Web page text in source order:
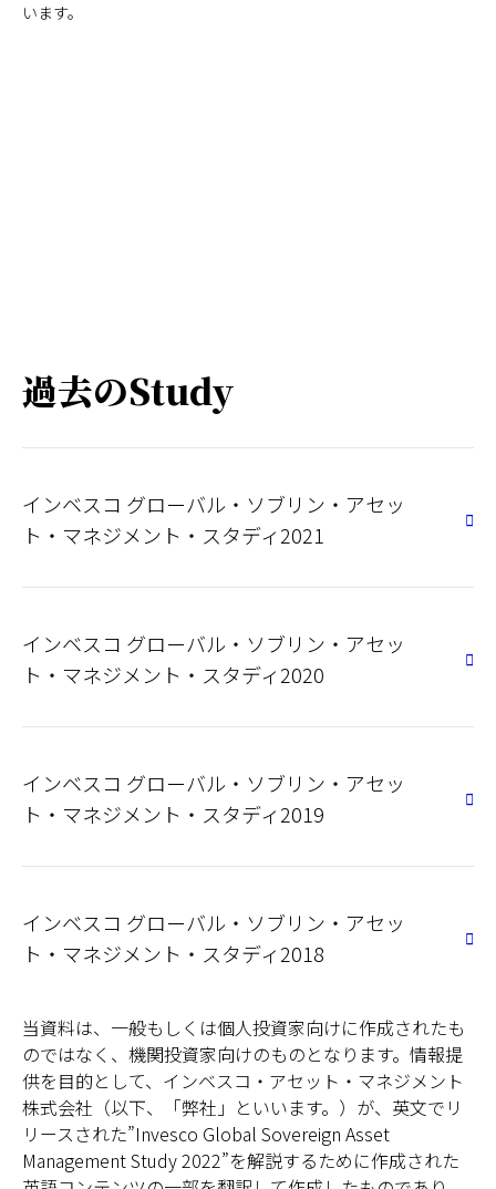
います。
過去のStudy
インベスコ グローバル・ソブリン・アセッ
ト・マネジメント・スタディ2021
インベスコ グローバル・ソブリン・アセッ
ト・マネジメント・スタディ2020
インベスコ グローバル・ソブリン・アセッ
ト・マネジメント・スタディ2019
インベスコ グローバル・ソブリン・アセッ
ト・マネジメント・スタディ2018
当資料は、一般もしくは個人投資家向けに作成されたも
のではなく、機関投資家向けのものとなります。情報提
供を目的として、インベスコ・アセット・マネジメント
株式会社（以下、「弊社」といいます。）が、英文でリ
リースされた”Invesco Global Sovereign Asset
Management Study 2022”を解説するために作成された